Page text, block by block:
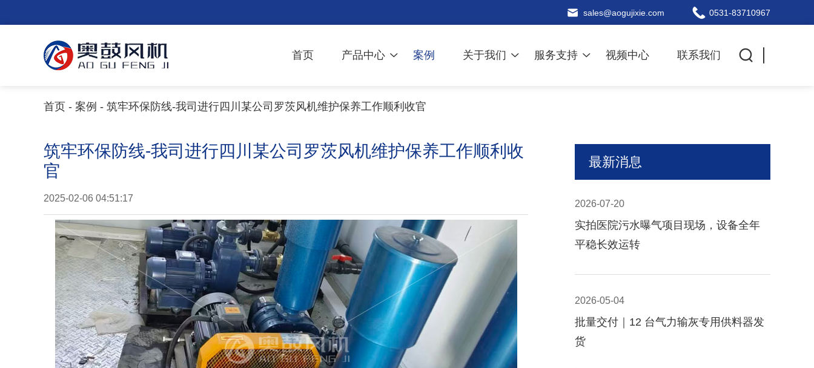
sales@aogujixie.com 0531-83710967
首页 产品中心 案例 关于我们 服务支持 视频中心 联系我们
首页 - 案例 - 筑牢环保防线-我司进行四川某公司罗茨风机维护保养工作顺利收官
筑牢环保防线-我司进行四川某公司罗茨风机维护保养工作顺利收
官
2025-02-06 04:51:17
最新消息
2026-07-20
实拍医院污水曝气项目现场，设备全年
平稳长效运转
2026-05-04
批量交付｜12 台气力输灰专用供料器发
货